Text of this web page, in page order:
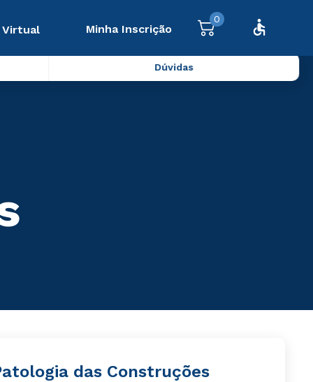
Virtual Minha Inscrição
0
Dúvidas
das Construções